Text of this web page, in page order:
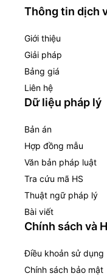
Thông tin dịch
Giới thiệu
Giải pháp
Bảng giá
Liên hệ
Dữ liệu pháp lý
Bản án
Hợp đồng mẫu
Văn bản pháp luật
Tra cứu mã HS
Thuật ngữ pháp lý
Bài viết
Chính sách và
Điều khoản sử dụng
Chính sách bảo mật